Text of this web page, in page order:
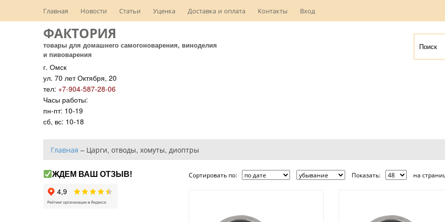
Главная Новости Статьи Уценка Доставка и оплата Контакты Вход
ФАКТОРИЯ
товары для домашнего самогоноварения, виноделия
и пивоварения
г. Омск
ул. 70 лет Октября, 20
тел: +7-904-587-28-06
Часы работы:
пн-пт: 10-19
сб, вс: 10-18
Главная – Царги, отводы, хомуты, диоптры
Сортировать по: Показать: на
ЖДЕМ ВАШ ОТЗЫВ!